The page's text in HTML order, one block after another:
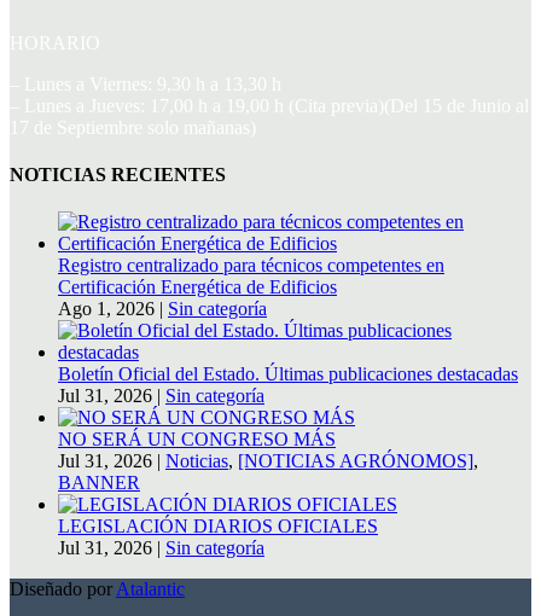
HORARIO
– Lunes a Viernes: 9,30 h a 13,30 h
– Lunes a Jueves: 17,00 h a 19,00 h (Cita previa)(Del 15 de Junio al
17 de Septiembre solo mañanas)
NOTICIAS RECIENTES
Registro centralizado para técnicos competentes en
Certificación Energética de Edificios
Ago 1, 2026 | Sin categoría
Boletín Oficial del Estado. Últimas publicaciones destacadas
Jul 31, 2026 | Sin categoría
NO SERÁ UN CONGRESO MÁS
Jul 31, 2026 | Noticias, [NOTICIAS AGRÓNOMOS],
BANNER
LEGISLACIÓN DIARIOS OFICIALES
Jul 31, 2026 | Sin categoría
Diseñado por Atalantic